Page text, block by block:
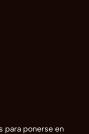
para ponerse en